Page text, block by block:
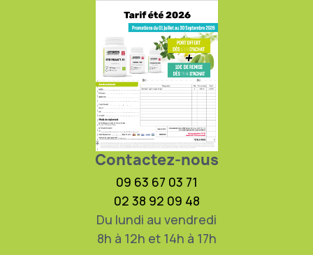
Contactez-nous
09 63 67 03 71
02 38 92 09 48
Du lundi au vendredi
8h à 12h et 14h à 17h